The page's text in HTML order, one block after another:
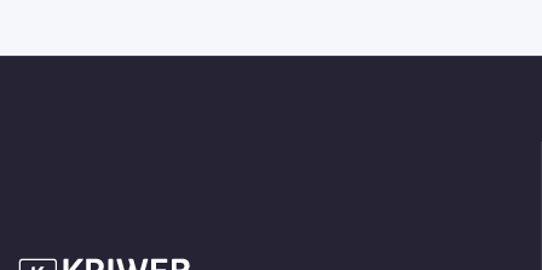
bekletmeden çözüm üretmeyi hedefler.